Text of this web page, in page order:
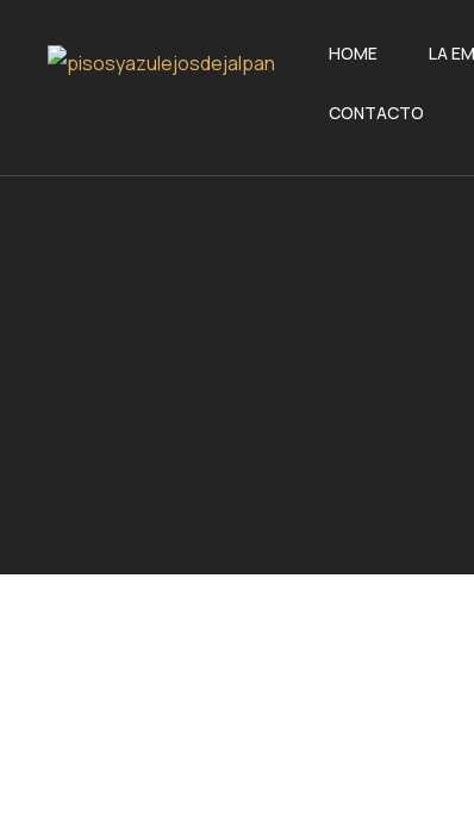
HOME LA
CONTACTO